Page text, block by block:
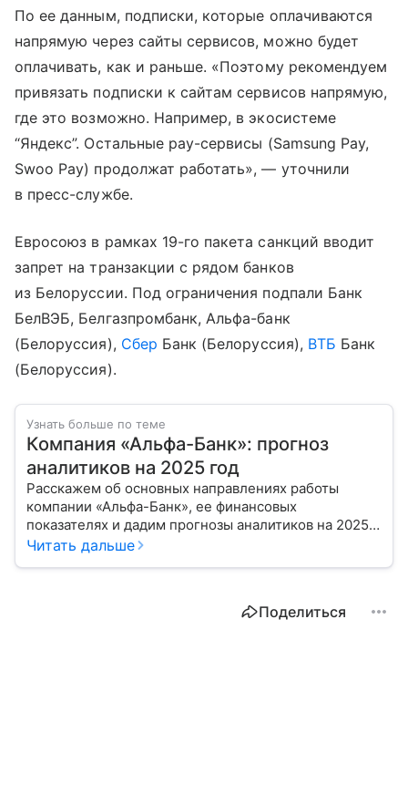
По ее данным, подписки, которые оплачиваются
напрямую через сайты сервисов, можно будет
оплачивать, как и раньше. «Поэтому рекомендуем
привязать подписки к сайтам сервисов напрямую,
где это возможно. Например, в экосистеме
“Яндекс”. Остальные pay-сервисы (Samsung Pay,
Swoo Pay) продолжат работать», — уточнили
в пресс-службе.
Евросоюз в рамках 19-го пакета санкций вводит
запрет на транзакции с рядом банков
из Белоруссии. Под ограничения подпали Банк
БелВЭБ, Белгазпромбанк, Альфа-банк
(Белоруссия), Сбер Банк (Белоруссия), ВТБ Банк
(Белоруссия).
Узнать больше по теме
Компания «Альфа-Банк»: прогноз
аналитиков на 2025 год
Расскажем об основных направлениях работы
компании «Альфа-Банк», ее финансовых
показателях и дадим прогнозы аналитиков на 2025
год.
Читать дальше
Поделиться